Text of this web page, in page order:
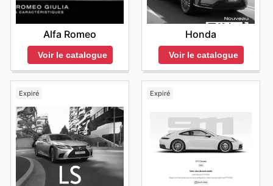
Alfa Romeo
Voir le catalogue
Honda
Voir le catalogue
Expiré Expiré